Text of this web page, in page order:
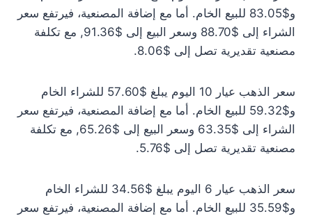
و$83.05 للبيع الخام. أما مع إضافة المصنعية، فيرتفع سعر
الشراء إلى $88.70 وسعر البيع إلى $91.36, مع تكلفة
مصنعية تقديرية تصل إلى $8.06.
سعر الذهب عيار 10 اليوم يبلغ $57.60 للشراء الخام
و$59.32 للبيع الخام. أما مع إضافة المصنعية، فيرتفع سعر
الشراء إلى $63.35 وسعر البيع إلى $65.26, مع تكلفة
مصنعية تقديرية تصل إلى $5.76.
سعر الذهب عيار 6 اليوم يبلغ $34.56 للشراء الخام
و$35.59 للبيع الخام. أما مع إضافة المصنعية، فيرتفع سعر